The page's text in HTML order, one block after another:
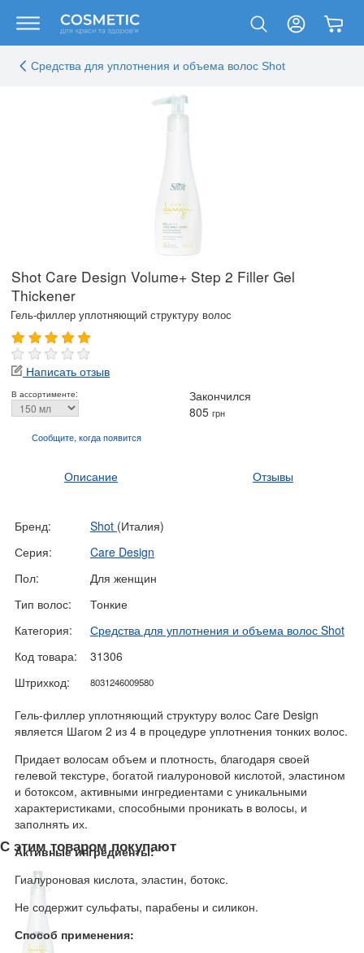
Средства для уплотнения и объема волос Shot
Shot Care Design Volume+ Step 2 Filler Gel
Thickener
Гель-филлер уплотняющий структуру волос
Написать отзыв
В ассортименте:
Закончился
805 грн
Сообщите, когдапоявится
Описание Отзывы
Бренд: Shot (Италия)
Серия:
Care Design
Пол:
Для женщин
Тип волос:
Тонкие
Категория:
Средства для уплотнения и объема волос Shot
Код товара:
31306
Штрихкод:
8031246009580
Гель-филлер уплотняющий структуру волос Care Design
является Шагом 2 из 4 в процедуре уплотнения тонких волос.
Придает волосам объем и плотность, благодаря своей
гелевой текстуре, богатой гиалуроновой кислотой, эластином
и ботоксом, активными ингредиентами с уникальными
характеристиками, способными проникать в волосы, и
заполнять их.
Активные ингредиенты:
Гиалуроновая кислота, эластин, ботокс.
Не содержит сульфаты, парабены и силикон.
Способ применения:
С этим товаром покупают